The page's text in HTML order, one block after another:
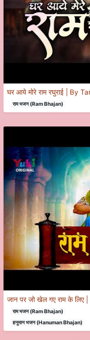
घर आये मोरे राम रघुराई | By
राम भजन (Ram Bhajan)
जान पर जो खेल गए राम के
राम भजन (Ram Bhajan)
हनुमान भजन (Hanuman Bhajan)